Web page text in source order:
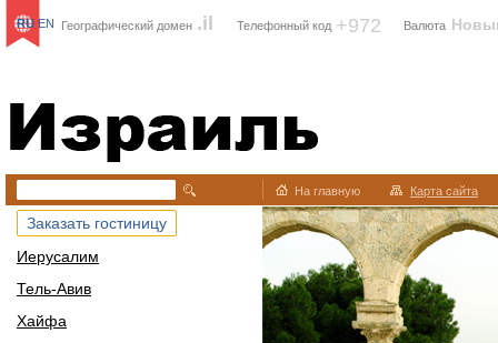
Израиль
Географический домен .il Телефонный код +972 Валюта
RU EN
На главную Карта сайта
Заказать гостиницу
Иерусалим
Тель-Авив
Хайфа